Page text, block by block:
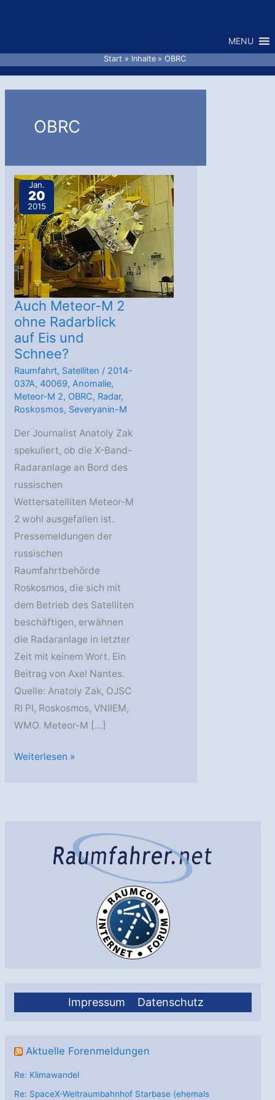
MENU
Start Inhalte OBRC
Impressum Datenschutz
Aktuelle Forenmeldungen
Re: Klimawandel
Re: SpaceX-Weltraumbahnhof Starbase (ehemals
OBRC
Jan.
20
2015
Auch Meteor-M 2
ohne Radarblick
auf Eis und
Schnee?
Raumfahrt, Satelliten / 2014-
037A, 40069,Anomalie,
Meteor-M 2, OBRC, Radar,
Roskosmos, Severyanin-M
Der Journalist Anatoly Zak
spekuliert, ob die X-Band-
Radaranlage an Bord des
russischen
Wettersatelliten Meteor-M
2 wohl ausgefallen ist.
Pressemeldungen der
russischen
Raumfahrtbehörde
Roskosmos, die sich mit
dem Betrieb des Satelliten
beschäftigen, erwähnen
die Radaranlage in letzter
Zeit mit keinem Wort. Ein
Beitrag von Axel Nantes.
Quelle: Anatoly Zak, OJSC
RI PI, Roskosmos, VNIIEM,
WMO. Meteor-M […]
Auch
Weiterlesen »